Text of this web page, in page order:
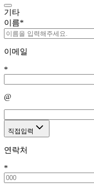
기타
이름*
이메일
*
@
직접입력
연락처
*